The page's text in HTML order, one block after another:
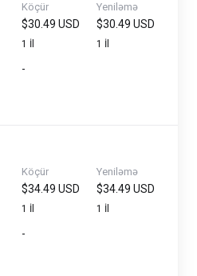
Köçür
$30.49 USD
1 İl
Yeniləmə
$30.49 USD
1 İl
-
Köçür
$34.49 USD
1 İl
Yeniləmə
$34.49 USD
1 İl
-